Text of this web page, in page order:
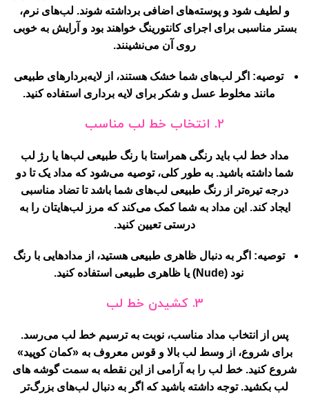
و لطیف شود و پوسته‌های اضافی برداشته شوند. لب‌های نرم،
بستر مناسبی برای اجرای کانتورینگ خواهند بود و آرایش به خوبی
روی آن می‌نشینند.
توصیه: اگر لب‌های شما خشک هستند، از لایه‌بردارهای طبیعی
مانند مخلوط عسل و شکر برای لایه برداری استفاده کنید.
2. انتخاب خط لب مناسب
مداد خط لب باید رنگی همراستا با رنگ طبیعی لب‌ها یا رژ لب
شما داشته باشید. به طور کلی، توصیه می‌شود که مداد یک تا دو
درجه تیره‌تر از رنگ طبیعی لب‌های شما باشد تا تضاد مناسبی
ایجاد کند. این مداد به شما کمک می‌کند که مرز لب‌هایتان را به
درستی تعیین کنید.
توصیه: اگر به دنبال ظاهری طبیعی هستید، از مدادهایی با رنگ
نود (Nude) یا ظاهری طبیعی استفاده کنید.
3. کشیدن خط لب
پس از انتخاب مداد مناسب، نوبت به ترسیم خط لب می‌رسد.
برای شروع، از وسط لب بالا و قوس معروف به «کمان کوپید»
شروع کنید. خط لب را به آرامی از این نقطه به سمت گوشه های
لب بکشید. توجه داشته باشید که اگر به دنبال لب‌های بزرگ‌تر